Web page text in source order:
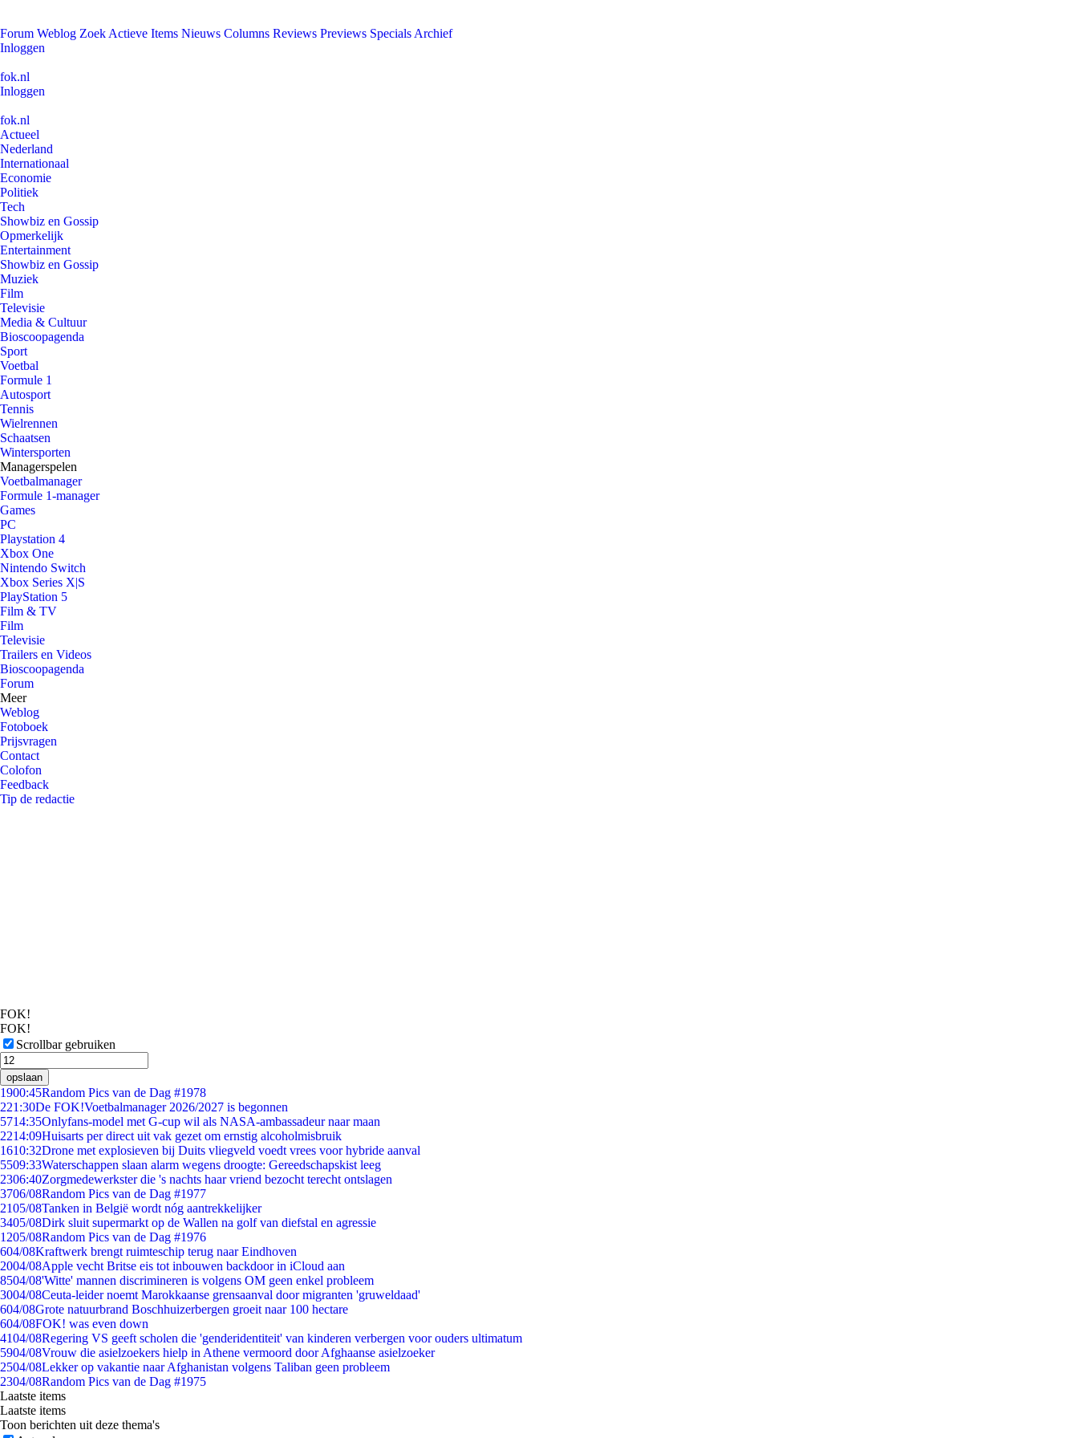
Forum Weblog Zoek Actieve Items Nieuws Columns Reviews Previews Specials Archief
Inloggen
fok.nl
Inloggen
fok.nl
Actueel
Nederland
Internationaal
Economie
Politiek
Tech
Showbiz en Gossip
Opmerkelijk
Entertainment
Showbiz en Gossip
Muziek
Film
Televisie
Media & Cultuur
Bioscoopagenda
Sport
Voetbal
Formule 1
Autosport
Tennis
Wielrennen
Schaatsen
Wintersporten
Managerspelen
Voetbalmanager
Formule 1-manager
Games
PC
Playstation 4
Xbox One
Nintendo Switch
Xbox Series X|S
PlayStation 5
Film & TV
Film
Televisie
Trailers en Videos
Bioscoopagenda
Forum
Meer
Weblog
Fotoboek
Prijsvragen
Contact
Colofon
Feedback
Tip de redactie
FOK!
FOK!
Scrollbar gebruiken
opslaan
1900:45Random Pics van de Dag #1978
221:30De FOK!Voetbalmanager 2026/2027 is begonnen
5714:35Onlyfans-model met G-cup wil als NASA-ambassadeur naar maan
2214:09Huisarts per direct uit vak gezet om ernstig alcoholmisbruik
1610:32Drone met explosieven bij Duits vliegveld voedt vrees voor hybride aanval
5509:33Waterschappen slaan alarm wegens droogte: Gereedschapskist leeg
2306:40Zorgmedewerkster die 's nachts haar vriend bezocht terecht ontslagen
3706/08Random Pics van de Dag #1977
2105/08Tanken in België wordt nóg aantrekkelijker
3405/08Dirk sluit supermarkt op de Wallen na golf van diefstal en agressie
1205/08Random Pics van de Dag #1976
604/08Kraftwerk brengt ruimteschip terug naar Eindhoven
2004/08Apple vecht Britse eis tot inbouwen backdoor in iCloud aan
8504/08'Witte' mannen discrimineren is volgens OM geen enkel probleem
3004/08Ceuta-leider noemt Marokkaanse grensaanval door migranten 'gruweldaad'
604/08Grote natuurbrand Boschhuizerbergen groeit naar 100 hectare
604/08FOK! was even down
4104/08Regering VS geeft scholen die 'genderidentiteit' van kinderen verbergen voor ouders ultimatum
5904/08Vrouw die asielzoekers hielp in Athene vermoord door Afghaanse asielzoeker
2504/08Lekker op vakantie naar Afghanistan volgens Taliban geen probleem
2304/08Random Pics van de Dag #1975
Laatste items
Laatste items
Toon berichten uit deze thema's